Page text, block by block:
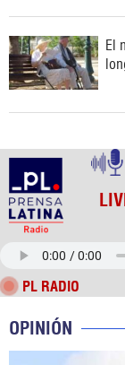
El
PL RADIO
OPINIÓN